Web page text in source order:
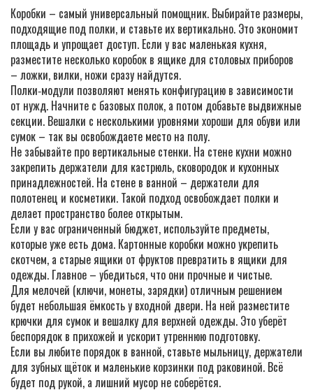
Коробки – самый универсальный помощник. Выбирайте размеры,
подходящие под полки, и ставьте их вертикально. Это экономит
площадь и упрощает доступ. Если у вас маленькая кухня,
разместите несколько коробок в ящике для столовых приборов
– ложки, вилки, ножи сразу найдутся.
Полки‑модули позволяют менять конфигурацию в зависимости
от нужд. Начните с базовых полок, а потом добавьте выдвижные
секции. Вешалки с несколькими уровнями хороши для обуви или
сумок – так вы освобождаете место на полу.
Не забывайте про вертикальные стенки. На стене кухни можно
закрепить держатели для кастрюль, сковородок и кухонных
принадлежностей. На стене в ванной – держатели для
полотенец и косметики. Такой подход освобождает полки и
делает пространство более открытым.
Если у вас ограниченный бюджет, используйте предметы,
которые уже есть дома. Картонные коробки можно укрепить
скотчем, а старые ящики от фруктов превратить в ящики для
одежды. Главное – убедиться, что они прочные и чистые.
Для мелочей (ключи, монеты, зарядки) отличным решением
будет небольшая ёмкость у входной двери. На ней разместите
крючки для сумок и вешалку для верхней одежды. Это уберёт
беспорядок в прихожей и ускорит утреннюю подготовку.
Если вы любите порядок в ванной, ставьте мыльницу, держатели
для зубных щёток и маленькие корзинки под раковиной. Всё
будет под рукой, а лишний мусор не соберётся.